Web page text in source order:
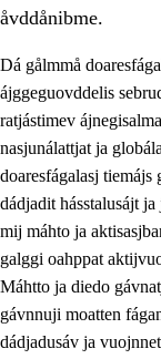
2. Prinsihpa
Sosiála
2.2
Vuodulasj
2.4 Oahppat
Doaresfágalasj
2.5
åvddånibme.
Dá gålmmå
ájggeguovddelis
ratjástimev
nasjunálattjat ja
doaresfágalasj
dádjadit hásstalusájt
mij máhto ja
galggi oahppat
Máhtto ja diedo
gávnnuji moatten
dádjadusáv ja